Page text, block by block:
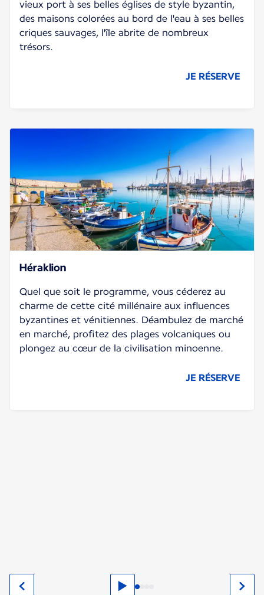
vieux port à ses belles églises de style byzantin,
des maisons colorées au bord de l'eau à ses belles
criques sauvages, l'île abrite de nombreux
trésors.
JE RÉSERVE
Héraklion
Quel que soit le programme, vous céderez au
charme de cette cité millénaire aux influences
byzantines et vénitiennes. Déambulez de marché
en marché, profitez des plages volcaniques ou
plongez au cœur de la civilisation minoenne.
JE RÉSERVE